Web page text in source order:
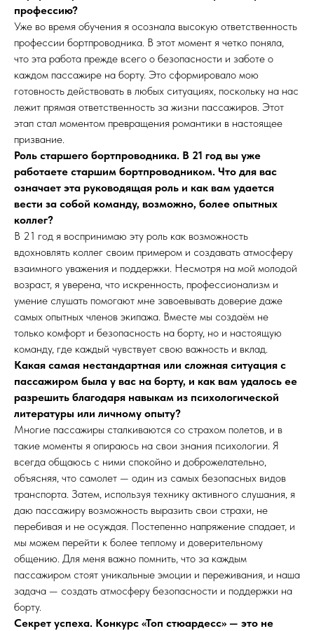
профессию?
Уже во время обучения я осознала высокую ответственность
профессии бортпроводника. В этот момент я четко поняла,
что эта работа прежде всего о безопасности и заботе о
каждом пассажире на борту. Это сформировало мою
готовность действовать в любых ситуациях, поскольку на нас
лежит прямая ответственность за жизни пассажиров. Этот
этап стал моментом превращения романтики в настоящее
призвание.
Роль старшего бортпроводника. В 21 год вы уже
работаете старшим бортпроводником. Что для вас
означает эта руководящая роль и как вам удается
вести за собой команду, возможно, более опытных
коллег?
В 21 год я воспринимаю эту роль как возможность
вдохновлять коллег своим примером и создавать атмосферу
взаимного уважения и поддержки. Несмотря на мой молодой
возраст, я уверена, что искренность, профессионализм и
умение слушать помогают мне завоевывать доверие даже
самых опытных членов экипажа. Вместе мы создаём не
только комфорт и безопасность на борту, но и настоящую
команду, где каждый чувствует свою важность и вклад.
Какая самая нестандартная или сложная ситуация с
пассажиром была у вас на борту, и как вам удалось ее
разрешить благодаря навыкам из психологической
литературы или личному опыту?
Многие пассажиры сталкиваются со страхом полетов, и в
такие моменты я опираюсь на свои знания психологии. Я
всегда общаюсь с ними спокойно и доброжелательно,
объясняя, что самолет — один из самых безопасных видов
транспорта. Затем, используя технику активного слушания, я
даю пассажиру возможность выразить свои страхи, не
перебивая и не осуждая. Постепенно напряжение спадает, и
мы можем перейти к более теплому и доверительному
общению. Для меня важно помнить, что за каждым
пассажиром стоят уникальные эмоции и переживания, и наша
задача — создать атмосферу безопасности и поддержки на
борту.
Секрет успеха. Конкурс «Топ стюардесс» — это не